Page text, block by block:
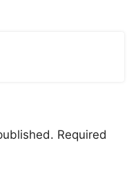
Required